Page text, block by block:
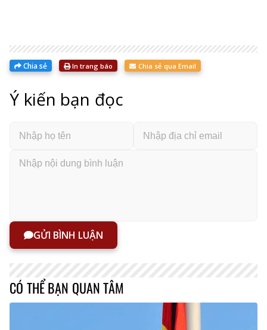
Chia sẻ In trang báo Chia sẻ qua Email
Ý kiến bạn đọc
GỬI BÌNH LUẬN
CÓ THỂ BẠN QUAN TÂM